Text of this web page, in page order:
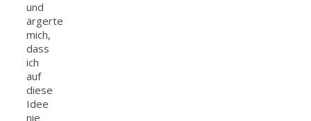
und
ärgerte
mich,
dass
ich
auf
diese
Idee
nie